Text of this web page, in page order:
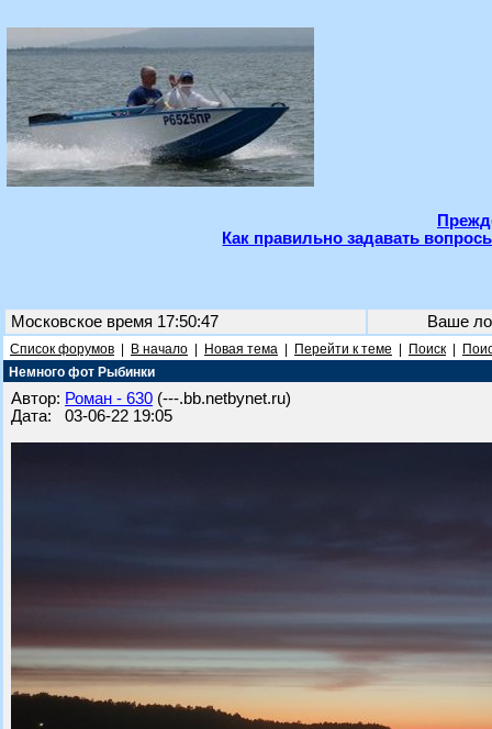
Как правильно задавать
Московское время 17:50:47 Ваше
Список форумов В начало Новая тема Перейти к теме Поиск
Немного фот Рыбинки
Автор: Роман - 630 (---.bb.netbynet.ru)
Дата: 03-06-22 19:05